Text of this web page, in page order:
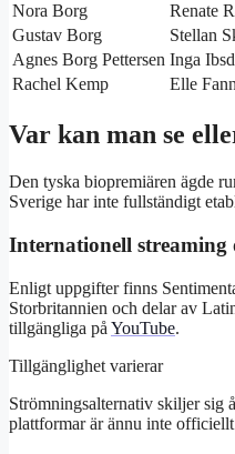
Nora Borg
Renate
Gustav Borg
Stellan
Agnes Borg Pettersen Inga
Rachel Kemp
Elle
Var kan man se
Den tyska biopremiären ägde
Sverige har inte fullständigt
Internationell streaming
Enligt uppgifter finns
Storbritannien och delar av
tillgängliga på YouTube.
Tillgänglighet varierar
Strömningsalternativ skiljer sig
plattformar är ännu inte officiellt